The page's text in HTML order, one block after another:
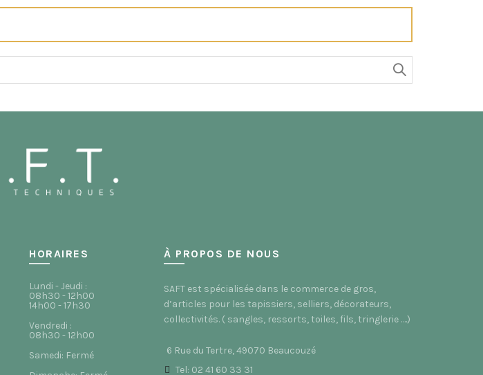
HORAIRES
Lundi - Jeudi :
08h30 - 12h00
14h00 - 17h30
Vendredi :
08h30 - 12h00
Samedi: Fermé
À PROPOS DE NOUS
SAFT est spécialisée dans le commerce de gros,
d’articles pour les tapissiers, selliers, décorateurs,
collectivités. ( sangles, ressorts, toiles, fils, tringlerie ….)
6 Rue du Tertre, 49070 Beaucouzé
Tel: 02 41 60 33 31